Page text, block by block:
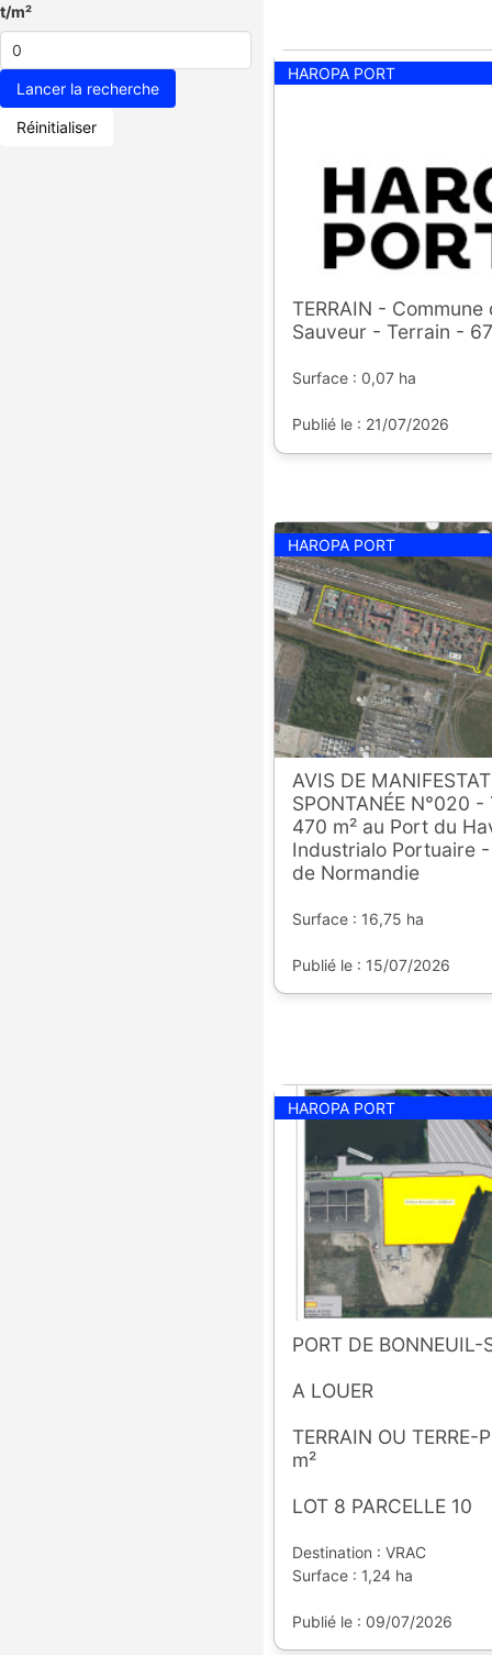
t/m²
Réinitialiser
HAROPA PORT
TERRAIN -
Sauveur - Terrain -
Surface : 0,07 ha
Publié le : 21/07/2026
HAROPA PORT
AVIS DE
SPONTANÉE N°020
470 m² au Port du
Industrialo Portuaire
de Normandie
Surface : 16,75 ha
Publié le : 15/07/2026
HAROPA PORT
PORT DE BONNEUIL-
A LOUER
TERRAIN OU TERRE-
m²
LOT 8 PARCELLE 10
Destination : VRAC
Surface : 1,24 ha
Publié le : 09/07/2026